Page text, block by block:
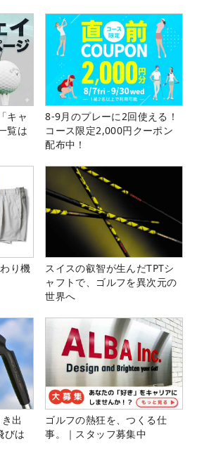
キャ
覧は
8-9月のプレーに2回使える！
コース限定2,000円クーポン
配布中！
り機
スイスの叡智が生んだTPTシ
ャフトで、ゴルフを異次元の
世界へ
出
びは
ゴルフの熱狂を、つくる仕
事。｜スタッフ募集中